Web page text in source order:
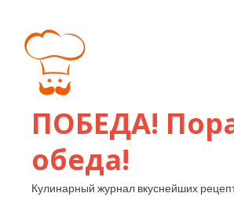
ПОБЕДА!
обеда!
Кулинарный журнал вкуснейших